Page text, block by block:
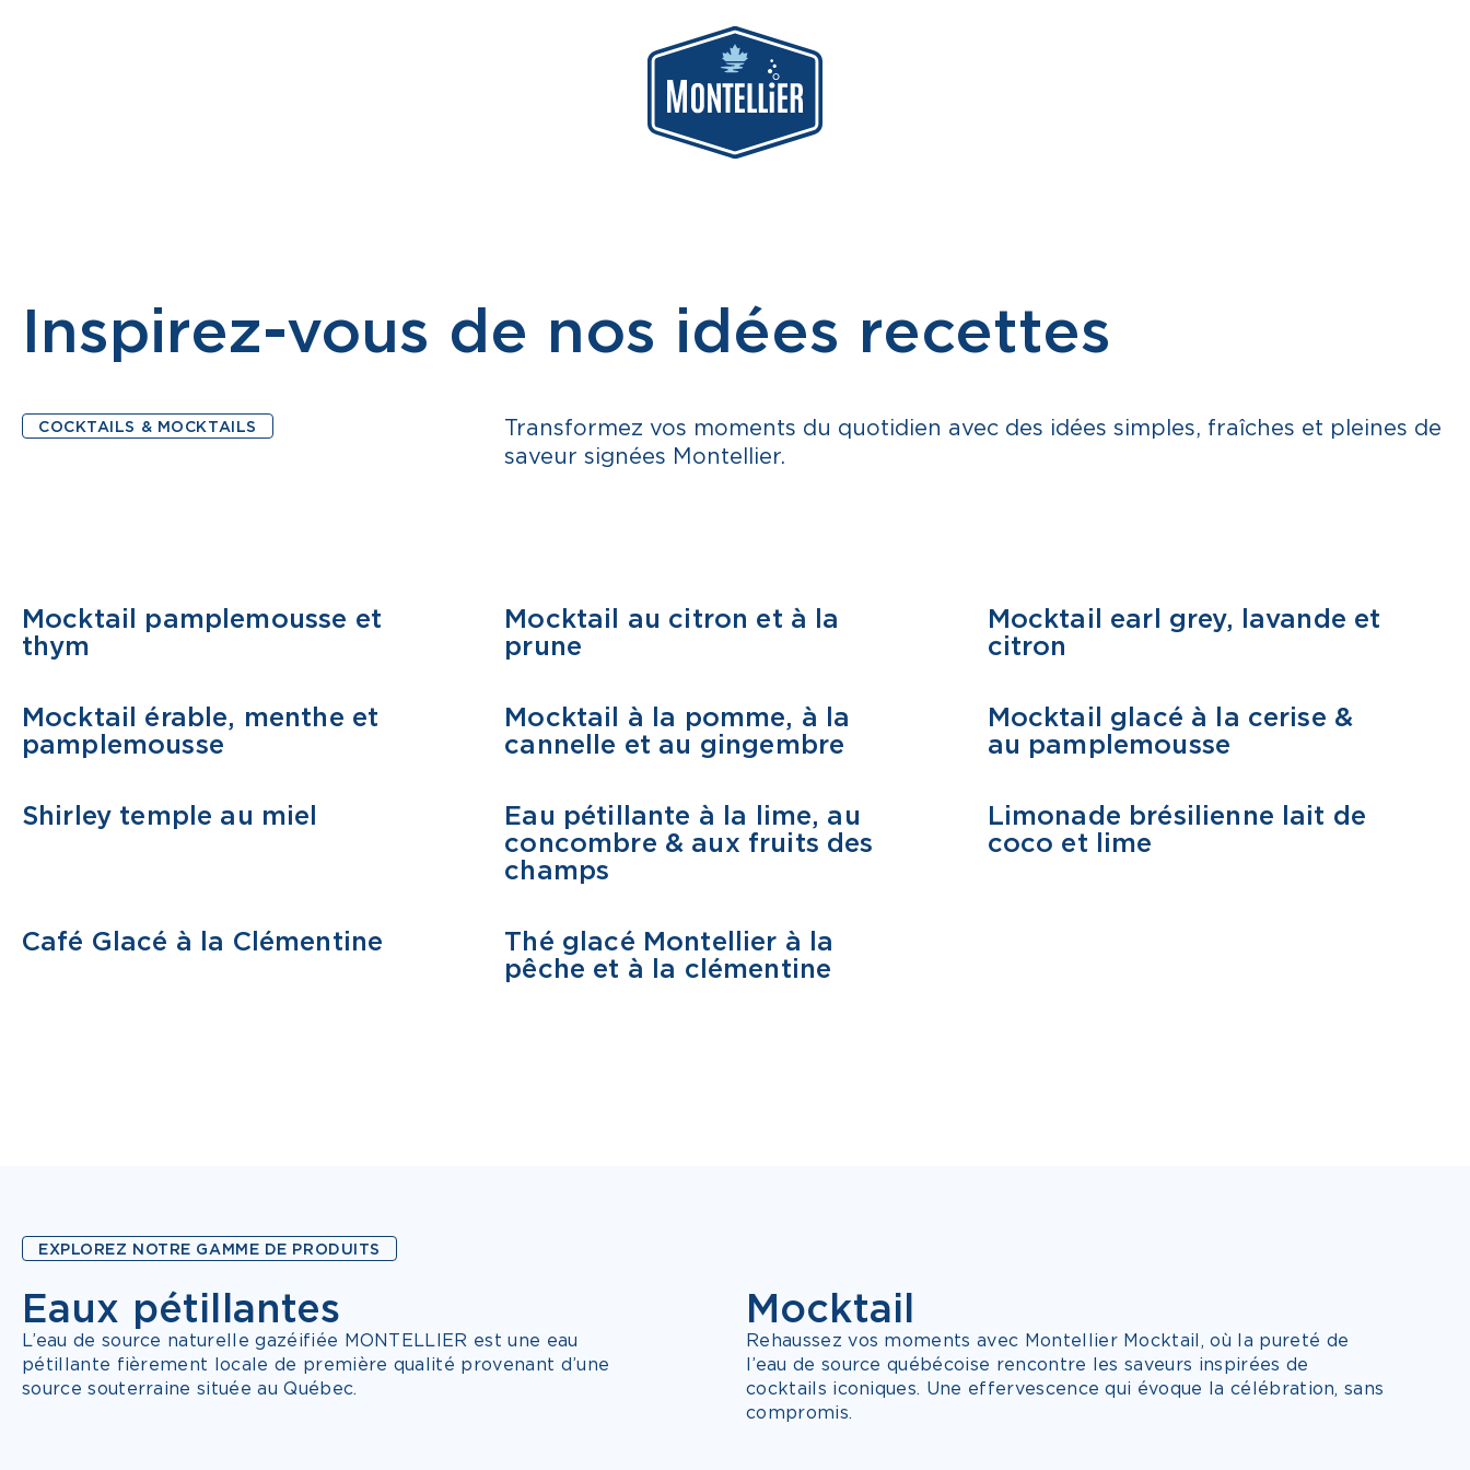
Inspirez-vous de nos idées recettes
COCKTAILS & MOCKTAILS
Transformez vos moments du quotidien avec des idées simples, fraîches et pleines de
saveur signées Montellier.
MOCKTAIL
Mocktail pamplemousse et
thym
MOCKTAIL
Mocktail au citron et à la
prune
MOCKTAIL
Mocktail earl grey, lavande et
citron
MOCKTAIL
Mocktail érable, menthe et
pamplemousse
MOCKTAIL
Mocktail à la pomme, à la
cannelle et au gingembre
MOCKTAIL
Mocktail glacé à la cerise &
au pamplemousse
MOCKTAIL
Shirley temple au miel MOCKTAIL
Eau pétillante à la lime, au
concombre & aux fruits des
champs
MOCKTAIL
Limonade brésilienne lait de
coco et lime
MOCKTAIL
Café Glacé à la Clémentine MOCKTAIL
Thé glacé Montellier à la
pêche et à la clémentine
EXPLOREZ NOTRE GAMME DE PRODUITS
7 SAVEURS
Eaux pétillantes
L’eau de source naturelle gazéifiée MONTELLIER est une eau
pétillante fièrement locale de première qualité provenant d’une
source souterraine située au Québec.
NOUVEAU 3 SAVEURS
Mocktail
Rehaussez vos moments avec Montellier Mocktail, où la pureté de
l’eau de source québécoise rencontre les saveurs inspirées de
cocktails iconiques. Une effervescence qui évoque la célébration, sans
compromis.